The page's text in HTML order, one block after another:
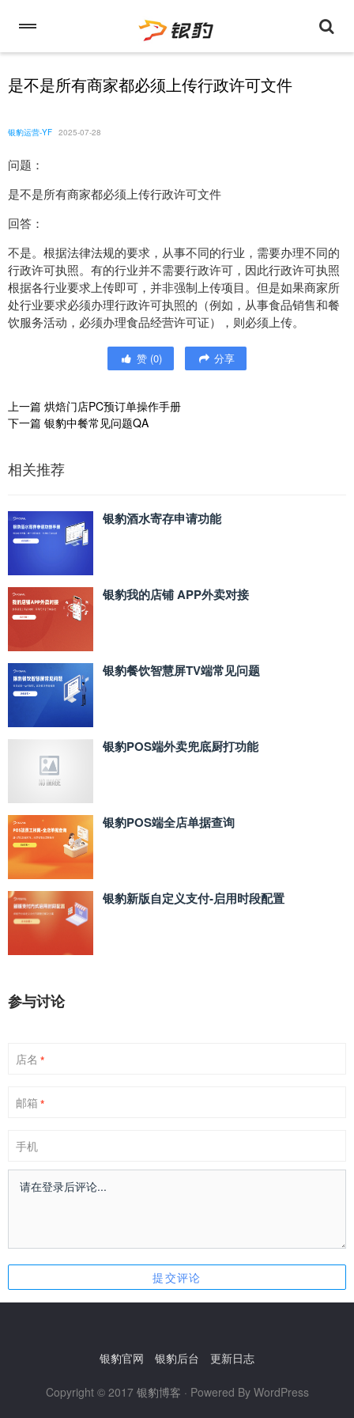
是不是所有商家都必须上传行政许可文件
银豹运营-YF 2025-07-28
问题：
是不是所有商家都必须上传行政许可文件
回答：
不是。根据法律法规的要求，从事不同的行业，需要办理不同的
行政许可执照。有的行业并不需要行政许可，因此行政许可执照
根据各行业要求上传即可，并非强制上传项目。但是如果商家所
处行业要求必须办理行政许可执照的（例如，从事食品销售和餐
饮服务活动，必须办理食品经营许可证），则必须上传。
赞 (0) 分享
上一篇 烘焙门店PC预订单操作手册
下一篇 银豹中餐常见问题QA
相关推荐
银豹酒水寄存申请功能
银豹我的店铺 APP外卖对接
银豹餐饮智慧屏TV端常见问题
银豹POS端外卖兜底厨打功能
银豹POS端全店单据查询
银豹新版自定义支付‑启用时段配置
参与讨论
店名 *
邮箱 *
手机
银豹官网 银豹后台 更新日志
Copyright © 2017 银豹博客 · Powered By WordPress